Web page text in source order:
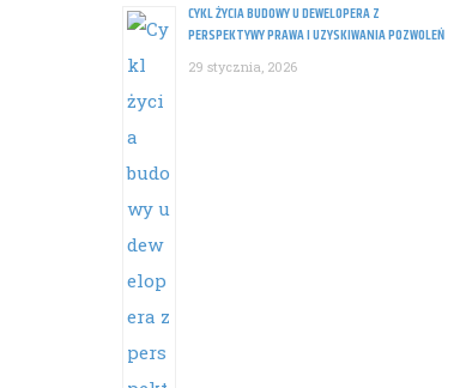
CYKL ŻYCIA BUDOWY U DEWELOPERA Z
PERSPEKTYWY PRAWA I UZYSKIWANIA POZWOLEŃ
29 stycznia, 2026